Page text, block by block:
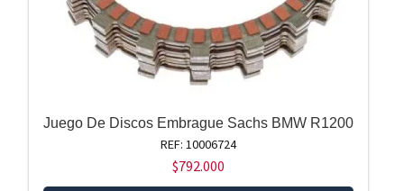
Juego De Discos Embrague Sachs BMW R1200
REF: 10006724
$792.000